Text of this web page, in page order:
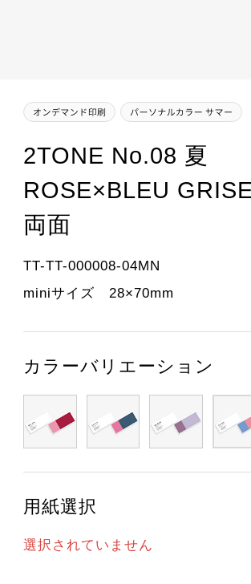
2TONE No.08 夏
ROSE×BLEU
両面
TT-TT-000008-04MN
miniサイズ 28×70mm
カラーバリエーション
用紙選択
選択されていません